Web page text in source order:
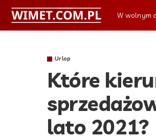
W wolnym
Urlop
Które
lato 2021?